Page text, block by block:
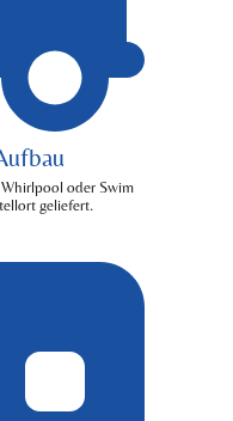
oder Swim
geliefert.